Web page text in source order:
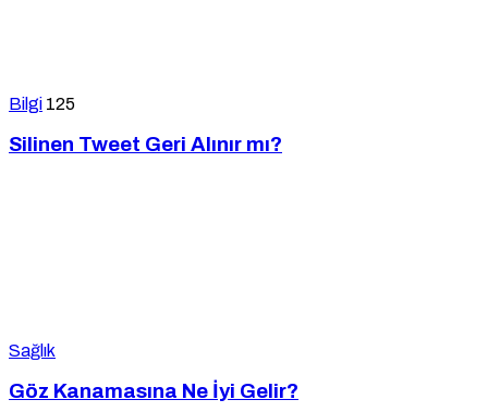
Bilgi 125
Silinen Tweet Geri Alınır mı?
Sağlık
Göz Kanamasına Ne İyi Gelir?